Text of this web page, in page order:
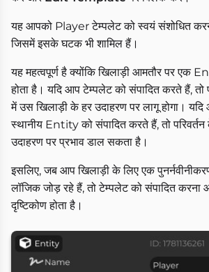
यह आपको Player टेम्पलेट को स्वयं संशोधित
जिसमें इसके घटक भी शामिल हैं।
यह महत्वपूर्ण है क्योंकि खिलाड़ी आमतौर पर
होता है। यदि आप टेम्पलेट को संपादित करते हैं, तो
में उस खिलाड़ी के हर उदाहरण पर लागू होगा।
स्थानीय Entity को संपादित करते हैं, तो
उदाहरण पर प्रभाव डाल सकता है।
इसलिए, जब आप खिलाड़ी के लिए एक
लॉजिक जोड़ रहे हैं, तो टेम्पलेट को संपादित करना
दृष्टिकोण होता है।